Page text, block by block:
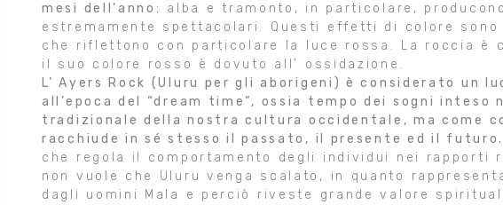
mesi dell'anno ; alba e tramonto, in particolare,
estremamente spettacolari. Questi effetti di colore
che riflettono con particolare la luce rossa. La roccia è
il suo colore rosso è dovuto all’ ossidazione.
L’ Ayers Rock (Uluru per gli aborigeni) è considerato un
all’epoca del “dream time”, ossia tempo dei sogni
tradizionale della nostra cultura occidentale, ma come
racchiude in sé stesso il passato, il presente ed il futuro.
che regola il comportamento degli individui nei rapporti
non vuole che Uluru venga scalato, in quanto
dagli uomini Mala e perciò riveste grande valore